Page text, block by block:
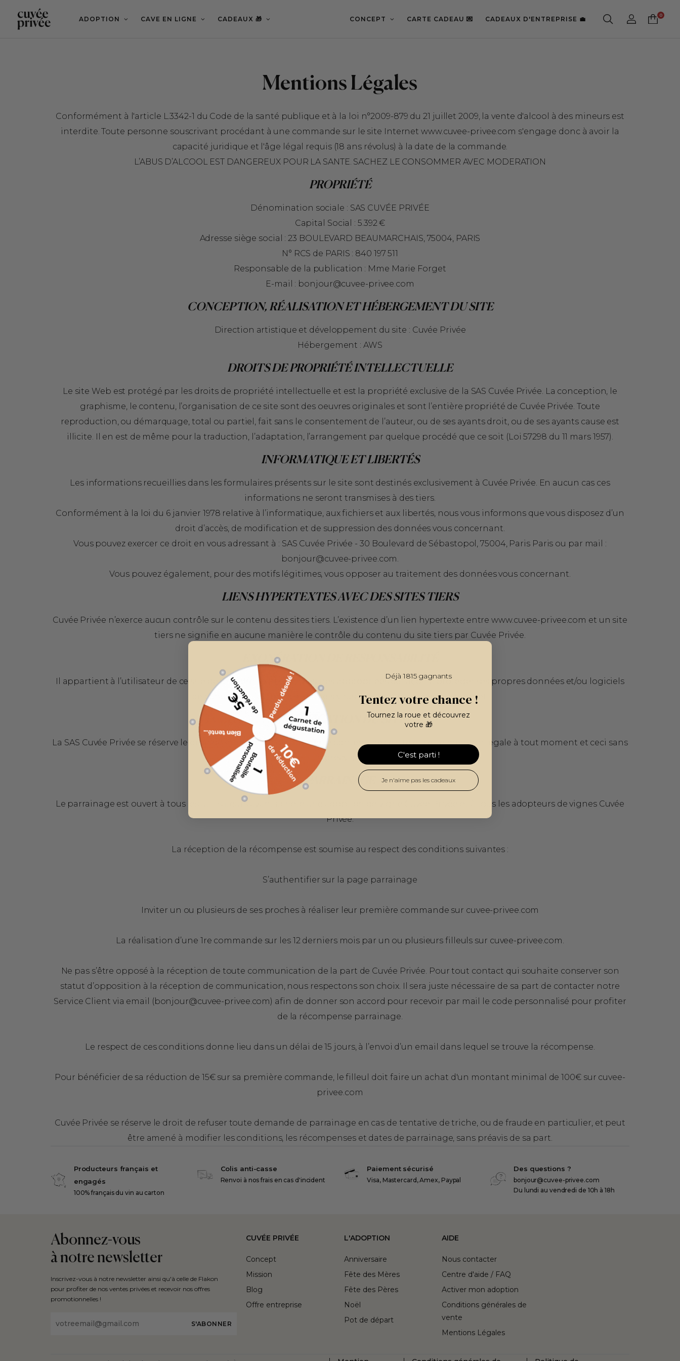
contenu
principal
ADOPTION CAVE EN LIGNE CADEAUX 🎁 CONCEPT CARTE CADEAU 💌 CADEAUX D'ENTREPRISE 💼
Mentions Légales
Conformément à l'article L.3342-1 du Code de la santé publique et à la loi n°2009-879 du 21 juillet 2009, la vente d'alcool à des mineurs est
interdite. Toute personne souscrivant procédant à une commande sur le site Internet www.cuvee-privee.com s'engage donc à avoir la
capacité juridique et l'âge légal requis (18 ans révolus) à la date de la commande.
L’ABUS D’ALCOOL EST DANGEREUX POUR LA SANTE. SACHEZ LE CONSOMMER AVEC MODERATION
PROPRIÉTÉ
Dénomination sociale : SAS CUVÉE PRIVÉE
Capital Social : 5.392 €
Adresse siège social : 23 BOULEVARD BEAUMARCHAIS, 75004, PARIS
N° RCS de PARIS : 840 197 511
Responsable de la publication : Mme Marie Forget
E-mail : bonjour@cuvee-privee.com
CONCEPTION, RÉALISATION ET HÉBERGEMENT DU SITE
Direction artistique et développement du site : Cuvée Privée
Hébergement : AWS
DROITS DE PROPRIÉTÉ INTELLECTUELLE
Le site Web est protégé par les droits de propriété intellectuelle et est la propriété exclusive de la SAS Cuvée Privée. La conception, le
graphisme, le contenu, l’organisation de ce site sont des oeuvres originales et sont l’entière propriété de Cuvée Privée. Toute
reproduction, ou démarquage, total ou partiel, fait sans le consentement de l’auteur, ou de ses ayants droit, ou de ses ayants cause est
illicite. Il en est de même pour la traduction, l’adaptation, l’arrangement par quelque procédé que ce soit (Loi 57298 du 11 mars 1957).
INFORMATIQUE ET LIBERTÉS
Les informations recueillies dans les formulaires présents sur le site sont destinés exclusivement à Cuvée Privée. En aucun cas ces
informations ne seront transmises à des tiers.
Conformément à la loi du 6 janvier 1978 relative à l’informatique, aux fichiers et aux libertés, nous vous informons que vous disposez d’un
droit d’accès, de modification et de suppression des données vous concernant.
Vous pouvez exercer ce droit en vous adressant à : SAS Cuvée Privée - 30 Boulevard de Sébastopol, 75004, Paris Paris ou par mail :
bonjour@cuvee-privee.com.
Vous pouvez également, pour des motifs légitimes, vous opposer au traitement des données vous concernant.
LIENS HYPERTEXTES AVEC DES SITES TIERS
Cuvée Privée n’exerce aucun contrôle sur le contenu des sites tiers. L’existence d’un lien hypertexte entre www.cuvee-privee.com et un site
tiers ne signifie en aucune manière le contrôle du contenu du site tiers par Cuvée Privée.
EXONÉRATION DE RESPONSABILITÉ
Il appartient à l’utilisateur de ce site de prendre toutes les mesures appropriées de façon à protéger ses propres données et/ou logiciels
de contamination par d’éventuels virus circulant sur le réseau Internet.
MODIFICATION DU SITE
La SAS Cuvée Privée se réserve le droit de modifier ou de corriger le contenu de ce site et cette mention légale à tout moment et ceci sans
préavis.
PARRAINAGE
Le parrainage est ouvert à tous les utilisateurs ayant acheté une adoption de vigne Cuvée Privée et à tous les adopteurs de vignes Cuvée
Privée.
La réception de la récompense est soumise au respect des conditions suivantes :
S’authentifier sur la page parrainage
Inviter un ou plusieurs de ses proches à réaliser leur première commande sur cuvee-privee.com
La réalisation d’une 1re commande sur les 12 derniers mois par un ou plusieurs filleuls sur cuvee-privee.com.
Ne pas s’être opposé à la réception de toute communication de la part de Cuvée Privée. Pour tout contact qui souhaite conserver son
statut d’opposition à la réception de communication, nous respectons son choix. Il sera juste nécessaire de sa part de contacter notre
Service Client via email (bonjour@cuvee-privee.com) afin de donner son accord pour recevoir par mail le code personnalisé pour profiter
de la récompense parrainage.
Le respect de ces conditions donne lieu dans un délai de 15 jours, à l’envoi d’un email dans lequel se trouve la récompense.
Pour bénéficier de sa réduction de 15€ sur sa première commande, le filleul doit faire un achat d'un montant minimal de 100€ sur cuvee-
privee.com
Cuvée Privée se réserve le droit de refuser toute demande de parrainage en cas de tentative de triche, ou de fraude en particulier, et peut
être amené à modifier les conditions, les récompenses et dates de parrainage, sans préavis de sa part.
Producteurs français et
engagés
100% français du vin au carton
Colis anti-casse
Renvoi à nos frais en cas d'incident
Paiement sécurisé
Visa, Mastercard, Amex, Paypal
Des questions ?
bonjour@cuvee-privee.com
Du lundi au vendredi de 10h à 18h
Abonnez-vous
à notre newsletter
Inscrivez-vous à notre newsletter ainsi qu'à celle de Flakon
pour profiter de nos ventes privées et recevoir nos offres
promotionnelles !
Email
CUVÉE PRIVÉE
Concept
Mission
Blog
Offre entreprise
L'ADOPTION
Anniversaire
Fête des Mères
Fête des Pères
Noël
Pot de départ
AIDE
Nous contacter
Centre d'aide / FAQ
Activer mon adoption
Conditions générales de
vente
Mentions Légales
Déjà 1815 gagnants
Tentez votre chance !
Tournez la roue et découvrez
votre 🎁
C'est parti !
Je n'aime pas les cadeaux